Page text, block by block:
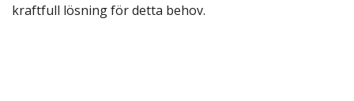
kraftfull lösning för detta behov.